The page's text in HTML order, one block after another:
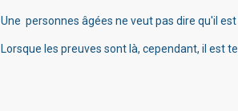
Une personnes âgées ne veut pas dire qu'il
Lorsque les preuves sont là, cependant, il est